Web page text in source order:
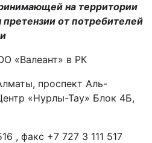
на территории
претензии от потребителей
«Валеант» в РК
проспект Аль-
«Нурлы-Тау» Блок 4Б,
, факс +7 727 3 111 517